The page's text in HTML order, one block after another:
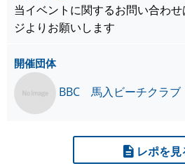
当イベントに関するお問い合わ
ジよりお願いします
開催団体
BBC 馬入ビーチクラブ
レポを見